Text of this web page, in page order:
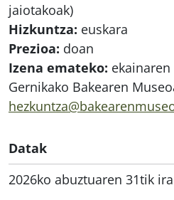
jaiotakoak)
Hizkuntza: euskara
Prezioa: doan
Izena emateko:
Gernikako Bakearen
Datak
2026ko abuztuaren 31tik